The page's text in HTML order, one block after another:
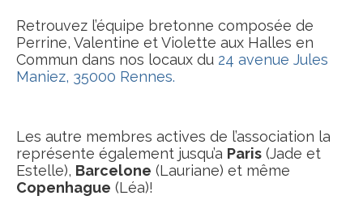
Retrouvez l’équipe bretonne composée de
Perrine, Valentine et Violette aux Halles en
Commun dans nos locaux du 24 avenue Jules
Maniez, 35000 Rennes.
Les autre membres actives de l’association la
représente également jusqu’a Paris (Jade et
Estelle), Barcelone (Lauriane) et même
Copenhague (Léa)!